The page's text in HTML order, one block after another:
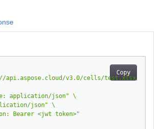
Copy
v3.0/cells/test.xlsx/
application/json"
json"
Bearer <jwt token>"